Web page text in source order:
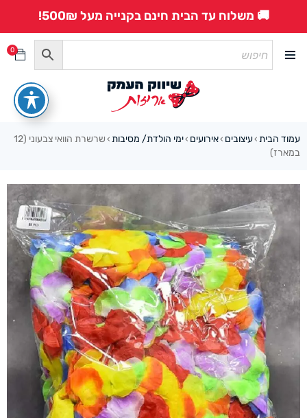
🚚 משלוח עד הבית חינם בקנייה מעל 500₪!
0
עמוד הבית ›עיצובים ›אירועים ›ימי הולדת/ מסיבות ›
שרשרת הוואי צבעוני (12
במארז)